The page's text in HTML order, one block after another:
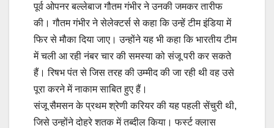
पूर्व ओपनर बल्लेबाज गौतम गंभीर ने उनकी जमकर तारीफ
की। गौतम गंभीर ने सेलेक्टर्स से कहा कि उन्हें टीम इंडिया में
फिर से मौका दिया जाए। उन्होंने यह भी कहा कि भारतीय टीम
में चली आ रही नंबर चार की समस्या को संजू परी कर सकते
हैं। रिषभ पंत से जिस तरह की उम्मीद की जा रही थी वह उसे
पूरा करने में नाकाम साबित हुए हैं।
संजू सैमसन के प्रथम श्रेणी करियर की यह पहली सेंचुरी थी,
जिसे उन्होंने दोहरे शतक में तब्दील किया। फर्स्ट क्लास